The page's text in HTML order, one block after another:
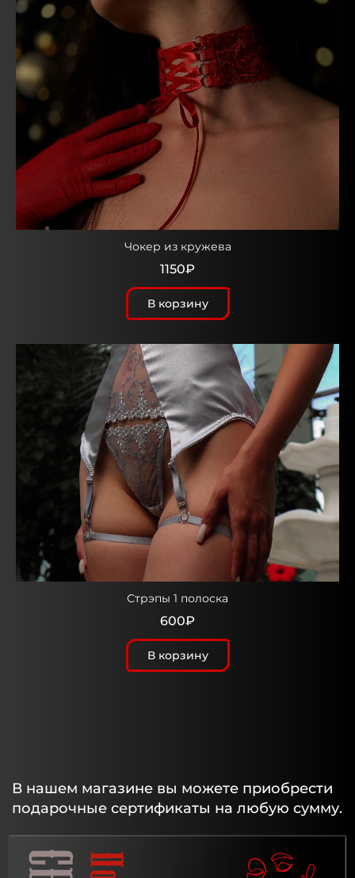
Чокер из кружева
1150₽
В корзину
Стрэпы 1 полоска
600₽
В корзину
В нашем магазине вы можете приобрести
подарочные сертификаты на любую сумму.